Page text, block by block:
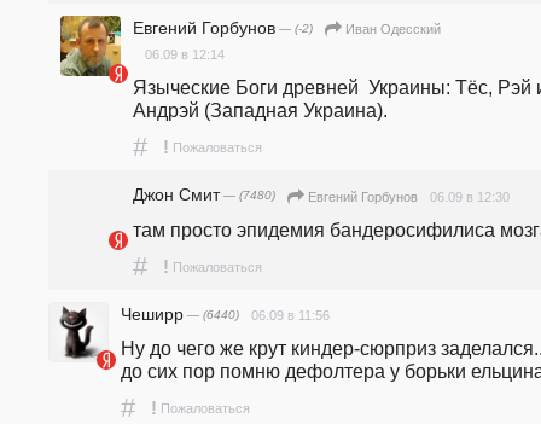
Евгений Горбунов — (-2)
Иван Одесский
06.09 в 12:14
Языческие Боги древней  Украины: Тёс, Рэй
Андрэй (Западная Украина).
# ! Пожаловаться
Джон Смит— (7480) Евгений Горбунов 06.09 в 12:30
там просто эпидемия бандеросифилиса
# ! Пожаловаться
Чеширр — (6440) 06.09 в 11:56
Ну до чего же крут киндер-сюрприз
до сих пор помню дефолтера у борьки
# ! Пожаловаться